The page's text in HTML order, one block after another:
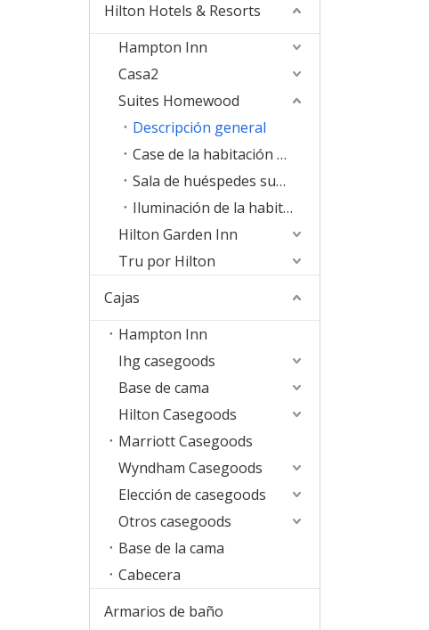
Hilton Hotels & Resorts
Hampton Inn
Casa2
Suites Homewood
Descripción general
Case de la habitación de invitaciones
Sala de huéspedes suave
Iluminación de la habitación
Hilton Garden Inn
Tru por Hilton
Cajas
Hampton Inn
Ihg casegoods
Base de cama
Hilton Casegoods
Marriott Casegoods
Wyndham Casegoods
Elección de casegoods
Otros casegoods
Base de la cama
Cabecera
Armarios de baño